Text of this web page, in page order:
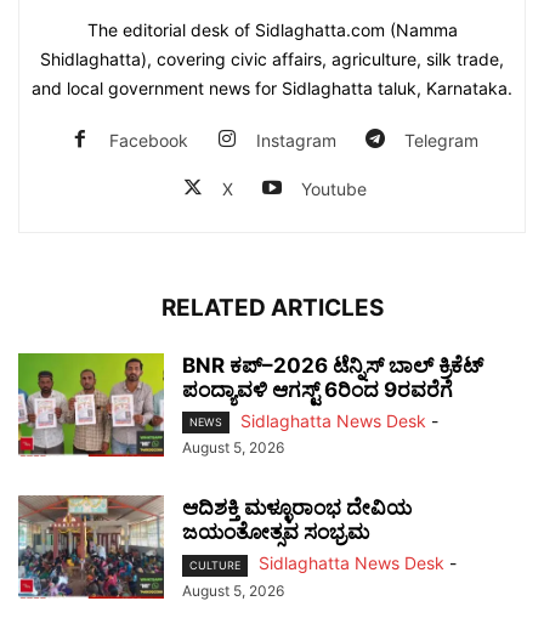
The editorial desk of Sidlaghatta.com (Namma
Shidlaghatta), covering civic affairs, agriculture, silk trade,
and local government news for Sidlaghatta taluk, Karnataka.
Facebook Instagram Telegram
X Youtube
RELATED ARTICLES
BNR ಕಪ್–2026 ಟೆನ್ನಿಸ್ ಬಾಲ್ ಕ್ರಿಕೆಟ್
ಪಂದ್ಯಾವಳಿ ಆಗಸ್ಟ್ 6ರಿಂದ 9ರವರೆಗೆ
NEWS Sidlaghatta News Desk -
August 5, 2026
ಆದಿಶಕ್ತಿ ಮಳ್ಳೂರಾಂಭ ದೇವಿಯ
ಜಯಂತೋತ್ಸವ ಸಂಭ್ರಮ
CULTURE Sidlaghatta News Desk -
August 5, 2026